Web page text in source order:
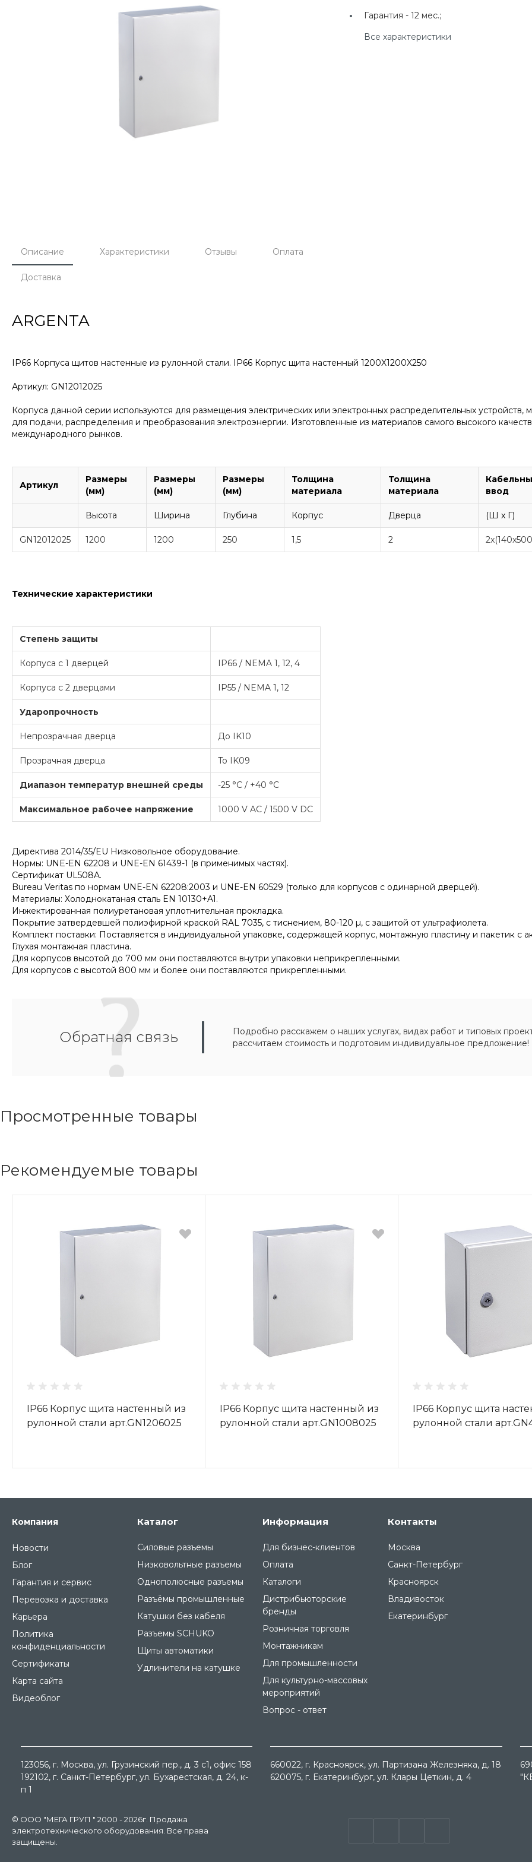
Клары Цеткин, д. 4
Гарантия -12 мес.;
Все характеристики
Описание Характеристики Отзывы Оплата
Доставка
ARGENTA
IP66 Корпуса щитов настенные из рулонной стали. IP66 Корпус щита настенный 1200X1200X250
Артикул: GN12012025
Корпуса данной серии используются для размещения электрических или электронных распределительных
для подачи, распределения и преобразования электроэнергии. Изготовленные из материалов самого высокого
международного рынков.
Артикул
Размеры
(мм)
Размеры
(мм)
Размеры
(мм)
Толщина
материала
Толщина
материала
ввод
Высота Ширина Глубина Корпус Дверца (Ш x Г)
GN12012025 1200 1200 250 1,5 2
Технические характеристики
Степень защиты
Корпуса с 1 дверцей IP66 / NEMA 1, 12, 4
Корпуса с 2 дверцами IP55 / NEMA 1, 12
Ударопрочность
Непрозрачная дверца До IK10
Прозрачная дверца To IK09
Диапазон температур внешней среды -25 °C / +40 °C
Максимальное рабочее напряжение 1000 V AC / 1500 V DC
Директива 2014/35/EU Низковольное оборудование.
Нормы: UNE-EN 62208 и UNE-EN 61439-1 (в применимых частях).
Сертификат UL508A.
Bureau Veritas по нормам UNE-EN 62208:2003 и UNE-EN 60529 (только для корпусов с одинарной дверцей).
Материалы: Холоднокатаная сталь EN 10130+A1.
Инжектированная полиуретановая уплотнительная прокладка.
Покрытие затвердевшей полиэфирной краской RAL 7035, с тиснением, 80-120 µ, с защитой от ультрафиолета.
Комплект поставки: Поставляется в индивидуальной упаковке, содержащей корпус, монтажную пластину и пакетик с
Глухая монтажная пластина.
Для корпусов высотой до 700 мм они поставляются внутри упаковки неприкрепленными.
Для корпусов с высотой 800 мм и более они поставляются прикрепленными.
Обратная связь
Подробно расскажем о наших услугах, видах работ и типовых
рассчитаем стоимость и подготовим индивидуальное предложение!
Просмотренные товары
Рекомендуемые товары
IP66 Корпус щита настенный из
рулонной стали арт.GN1206025
IP66 Корпус щита настенный из
рулонной стали арт.GN1008025
IP66 Корпус щита
рулонной стали
Компания
Новости
Блог
Гарантия и сервис
Перевозка и доставка
Карьера
Политика
конфиденциальности
Сертификаты
Карта сайта
Видеоблог
Каталог
Силовые разъемы
Низковольтные разъемы
Однополюсные разъемы
Разъёмы промышленные
Катушки без кабеля
Разъемы SCHUKO
Щиты автоматики
Удлинители на катушке
Информация
Для бизнес-клиентов
Оплата
Каталоги
Дистрибьюторские
бренды
Розничная торговля
Монтажникам
Для промышленности
Для культурно-массовых
мероприятий
Вопрос - ответ
Контакты
Москва
Санкт-Петербург
Красноярск
Владивосток
Екатеринбург
123056, г. Москва, ул. Грузинский пер., д. 3 c1, офис 158
192102, г. Санкт-Петербург, ул. Бухарестская, д. 24, к-
п 1
660022, г. Красноярск, ул. Партизана Железняка, д. 18
620075, г. Екатеринбург, ул. Клары Цеткин, д. 4
© ООО "МЕГА ГРУП " 2000 - 2026г. Продажа
электротехнического оборудования. Все права
защищены.